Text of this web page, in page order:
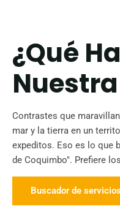
¿Qué
Contrastes que
mar y la tierra en un
expeditos. Eso es lo que
de Coquimbo". Prefiere
Buscador de